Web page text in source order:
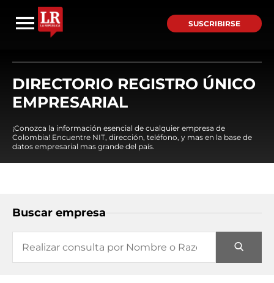
SUSCRIBIRSE
DIRECTORIO REGISTRO ÚNICO
EMPRESARIAL
¡Conozca la información esencial de cualquier empresa de
Colombia! Encuentre NIT, dirección, teléfono, y mas en la base de
datos empresarial mas grande del país.
Buscar empresa